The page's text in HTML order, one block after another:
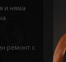
и няма
ремонт с